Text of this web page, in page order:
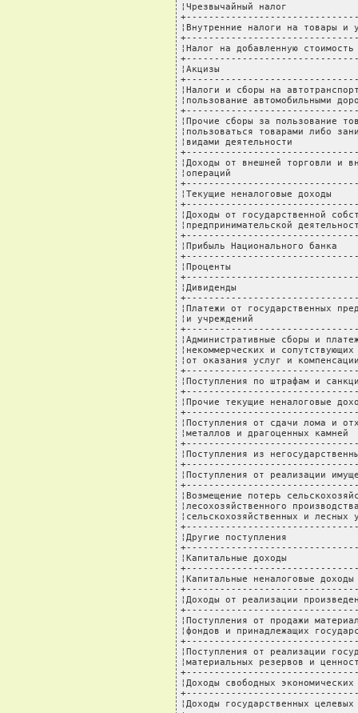
¦Чрезвычайный налог
¦Внутренние налоги на
¦Налог на добавленную
¦Акцизы
¦Налоги и сборы на
¦пользование
¦Прочие сборы за
¦пользоваться товарами либо
¦видами деятельности
¦Доходы от внешней торговли
¦операций
¦Текущие неналоговые
¦Доходы от
¦предпринимательской
¦Прибыль Национального
¦Проценты
¦Дивиденды
¦Платежи от государственных
¦и учреждений
¦Административные сборы и
¦некоммерческих и
¦от оказания услуг и
¦Поступления по штрафам и
¦Прочие текущие
¦Поступления от сдачи лома
¦металлов и драгоценных
¦Поступления из
¦Поступления от реализации
¦Возмещение потерь
¦лесохозяйственного
¦сельскохозяйственных и
¦Другие поступления
¦Капитальные доходы
¦Капитальные неналоговые
¦Доходы от реализации
¦Поступления от продажи
¦фондов и принадлежащих
¦Поступления от
¦материальных резервов и
¦Доходы свободных
¦Доходы государственных